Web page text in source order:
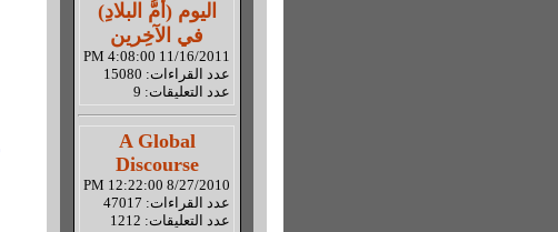
اليوم (أُمُّ البلادِ)
في الآخِرين
11/16/2011 4:08:00 PM
عدد القراءات: 15080
عدد التعليقات: 9
A Global
Discourse
8/27/2010 12:22:00 PM
عدد القراءات: 47017
عدد التعليقات: 1212